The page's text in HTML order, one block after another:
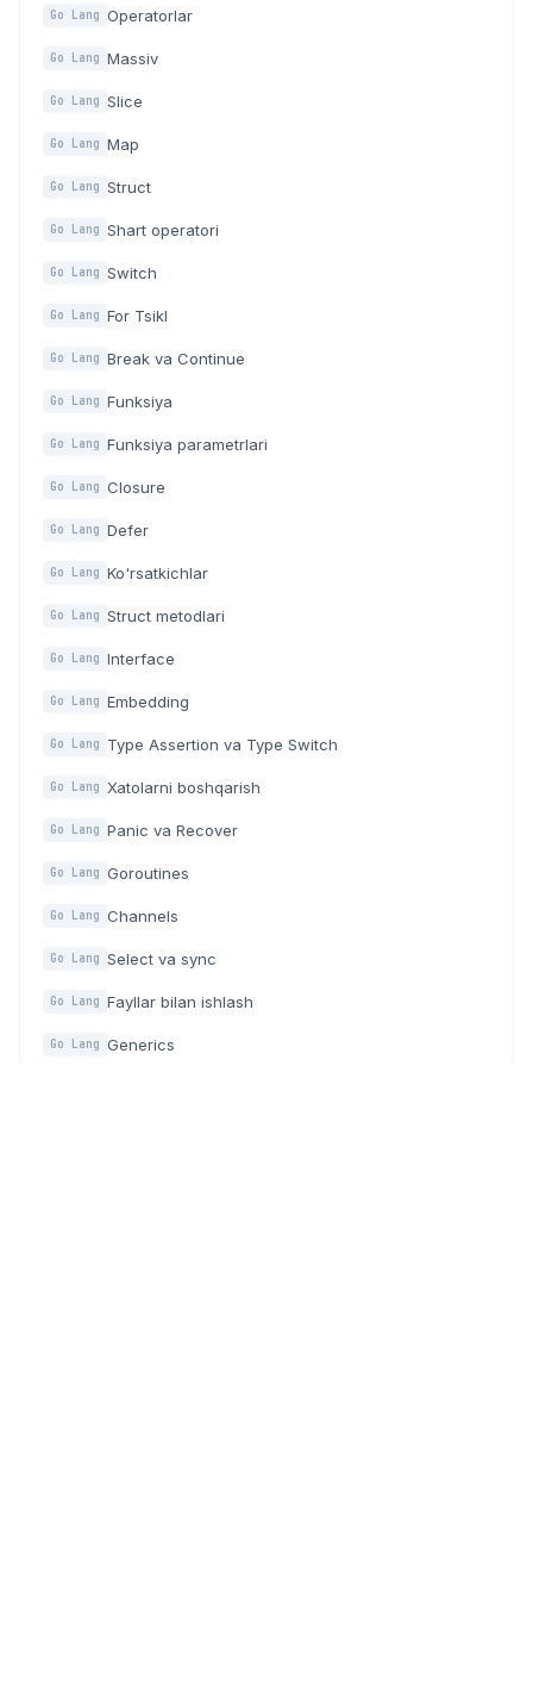
Go Lang Operatorlar
Go Lang Massiv
Go Lang Slice
Go Lang Map
Go Lang Struct
Go Lang Shart operatori
Go Lang Switch
Go Lang For Tsikl
Go Lang Break va Continue
Go Lang Funksiya
Go Lang Funksiya parametrlari
Go Lang Closure
Go Lang Defer
Go Lang Ko'rsatkichlar
Go Lang Struct metodlari
Go Lang Interface
Go Lang Embedding
Go Lang Type Assertion va Type Switch
Go Lang Xatolarni boshqarish
Go Lang Panic va Recover
Go Lang Goroutines
Go Lang Channels
Go Lang Select va sync
Go Lang Fayllar bilan ishlash
Go Lang Generics